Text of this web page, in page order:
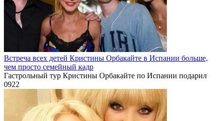
Встреча всех детей Кристины Орбакайте в Испании больше,
чем просто семейный кадр
Гастрольный тур Кристины Орбакайте по Испании подарил
0922